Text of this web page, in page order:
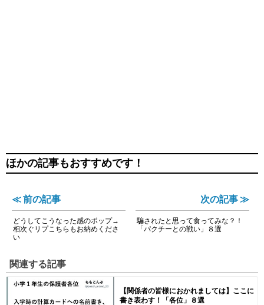
ほかの記事もおすすめです！
≪ 前の記事
どうしてこうなった感のポップ→
相次ぐリプこちらもお納めくださ
い
次の記事 ≫
騙されたと思って食ってみな？！
「パクチーとの戦い」８選
関連する記事
【関係者の皆様におかれましては】ここに
書き表わす！「各位」８選